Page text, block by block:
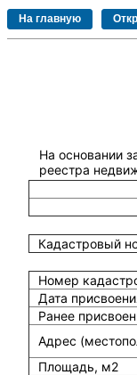
На основании
реестра
Кадастровый
Номер
Дата
Ранее
Адрес
Площадь, м2